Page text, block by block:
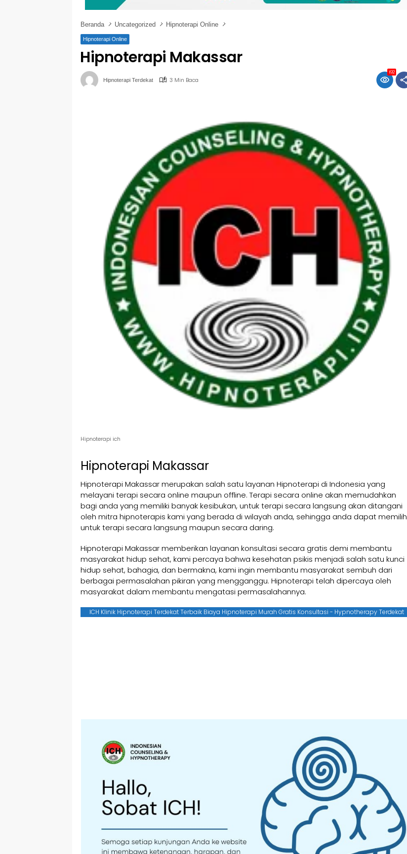
Beranda Uncategorized Hipnoterapi Online
Hipnoterapi Online
Hipnoterapi Makassar
Hipnoterapi Terdekat 3 Min Baca
192
Hipnoterapi ich
Hipnoterapi Makassar
Hipnoterapi Makassar merupakan salah satu layanan Hipnoterapi di Indonesia yang
melayani terapi secara online maupun offline. Terapi secara online akan memudahkan
bagi anda yang memiliki banyak kesibukan, untuk terapi secara langsung akan ditangani
oleh mitra hipnoterapis kami yang berada di wilayah anda, sehingga anda dapat memilih
untuk terapi secara langsung maupun secara daring.
Hipnoterapi Makassar memberikan layanan konsultasi secara gratis demi membantu
masyarakat hidup sehat, kami percaya bahwa kesehatan psikis menjadi salah satu kunci
hidup sehat, bahagia, dan bermakna, kami ingin membantu masyarakat sembuh dari
berbagai permasalahan pikiran yang mengganggu. Hipnoterapi telah dipercaya oleh
masyarakat dalam membantu mengatasi permasalahannya.
ICH Klinik Hipnoterapi Terdekat Terbaik Biaya Hipnoterapi Murah Gratis Konsultasi - Hypnotherapy Terdekat